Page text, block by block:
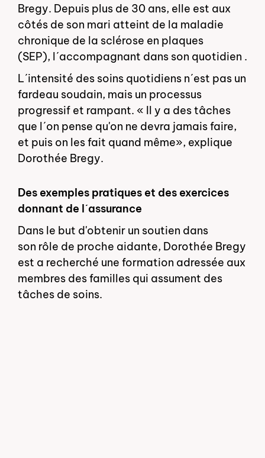
Bregy. Depuis plus de 30 ans, elle est aux
côtés de son mari atteint de la maladie
chronique de la sclérose en plaques
(SEP), lʹaccompagnant dans son quotidien .
Lʹintensité des soins quotidiens nʹest pas un
fardeau soudain, mais un processus
progressif et rampant. « Il y a des tâches
que lʹon pense qu'on ne devra jamais faire,
et puis on les fait quand même», explique
Dorothée Bregy.
Des exemples pratiques et des exercices
donnant de lʹassurance
Dans le but d'obtenir un soutien dans
son rôle de proche aidante, Dorothée Bregy
est a recherché une formation adressée aux
membres des familles qui assument des
tâches de soins.